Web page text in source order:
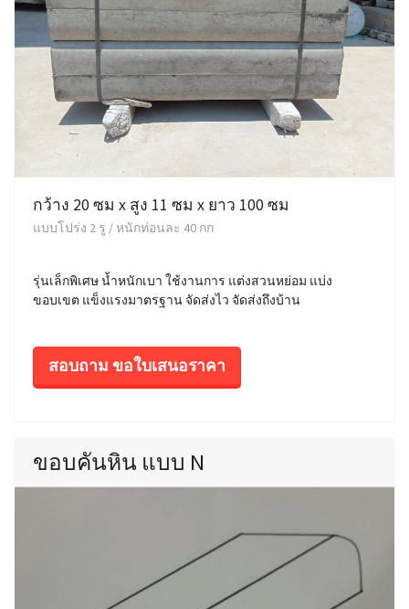
กว้าง 20 ซม x สูง 11 ซม x ยาว 100 ซม
แบบโปร่ง 2 รู / หนักท่อนละ 40 กก
รุ่นเล็กพิเศษ น้ำหนักเบา ใช้งานการ แต่งสวนหย่อม แบ่ง
ขอบเขต แข็งแรงมาตรฐาน จัดส่งไว จัดส่งถึงบ้าน
สอบถาม ขอใบเสนอราคา
ขอบคันหิน แบบ N